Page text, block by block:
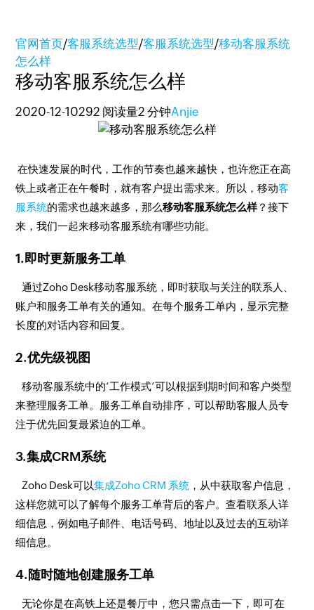
官网首页/客服系统选型/客服系统选型/移动客服系统
怎么样
移动客服系统怎么样
2020-12-10292 阅读量2 分钟Anjie
在快速发展的时代，工作的节奏也越来越快，也许您正在高
铁上或者正在午餐时，就有客户提出需求来。所以，移动客
服系统的需求也越来越多，那么移动客服系统怎么样？接下
来，我们一起来移动客服系统有哪些功能。
1.即时更新服务工单
通过Zoho Desk移动客服系统，即时获取与关注的联系人、
账户和服务工单有关的通知。在每个服务工单内，显示完整
长度的对话内容和回复。
2.优先级视图
移动客服系统中的‘工作模式’可以根据到期时间和客户类型
来整理服务工单。服务工单自动排序，可以帮助客服人员专
注于优先回复最紧迫的工单。
3.集成CRM系统
Zoho Desk可以集成Zoho CRM 系统 ，从中获取客户信息，
这样您就可以了解每个服务工单背后的客户。查看联系人详
细信息，例如电子邮件、电话号码、地址以及过去的互动详
细信息。
4.随时随地创建服务工单
无论你是在高铁上还是餐厅中，您只需点击一下，即可在